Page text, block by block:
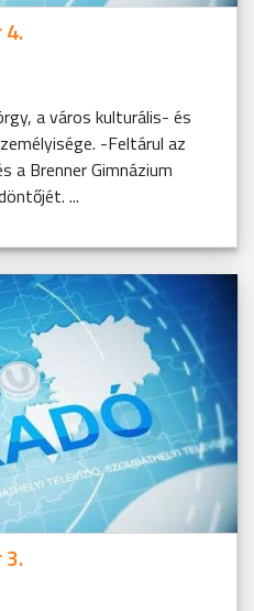
a város kulturális- és
-Feltárul az
a Brenner Gimnázium
...